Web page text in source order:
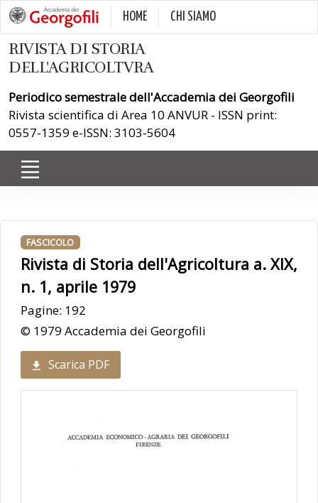
HOME CHI SIAMO
RIVISTA DI STORIA
DELL'AGRICOLTVRA
Periodico semestrale dell'Accademia dei Georgofili
Rivista scientifica di Area 10 ANVUR - ISSN print:
0557-1359 e-ISSN: 3103-5604
FASCICOLO
Rivista di Storia dell'Agricoltura a. XIX,
n. 1, aprile 1979
Pagine: 192
© 1979 Accademia dei Georgofili
Scarica PDF